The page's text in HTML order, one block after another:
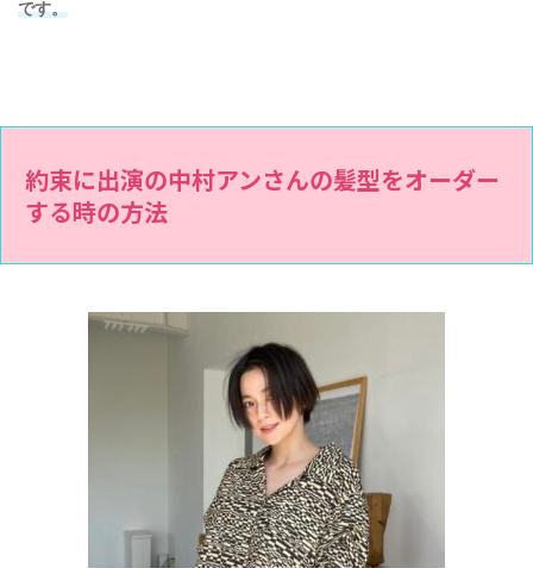
です。
約束に出演の中村アンさんの髪型をオーダー
する時の方法